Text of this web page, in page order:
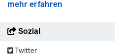
mehr erfahren
Sozial
Twitter